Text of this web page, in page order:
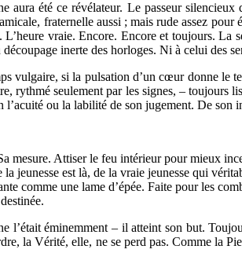
aura été ce révélateur. Le passeur
fraternelle aussi ; mais rude assez
vraie. Encore. Encore et toujours. La
inerte des horloges. Ni à celui des
vulgaire, si la pulsation d’un cœur donne le
rythmé seulement par les signes, –
l’acuité ou la labilité de son jugement. De son
mesure. Attiser le feu intérieur pour mieux
la jeunesse est là, de la vraie jeunesse qui
comme une lame d’épée. Faite pour les
l’était éminemment – il atteint son but.
la Vérité, elle, ne se perd pas. Comme la